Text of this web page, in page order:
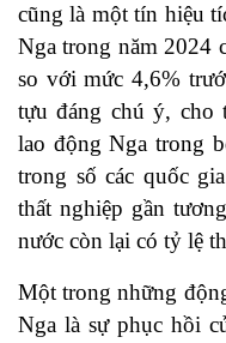
cũng là một tín hiệu
Nga trong năm 2024
so với mức 4,6%
tựu đáng chú ý, cho
lao động Nga trong
trong số các quốc
thất nghiệp gần
nước còn lại có tỷ lệ
Một trong những
Nga là sự phục hồi